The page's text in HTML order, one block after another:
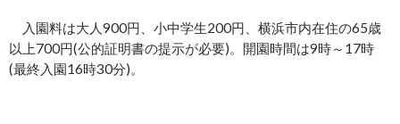
入園料は大人900円、小中学生200円、横浜市内在住の65歳
以上700円(公的証明書の提示が必要)。開園時間は9時～17時
(最終入園16時30分)。